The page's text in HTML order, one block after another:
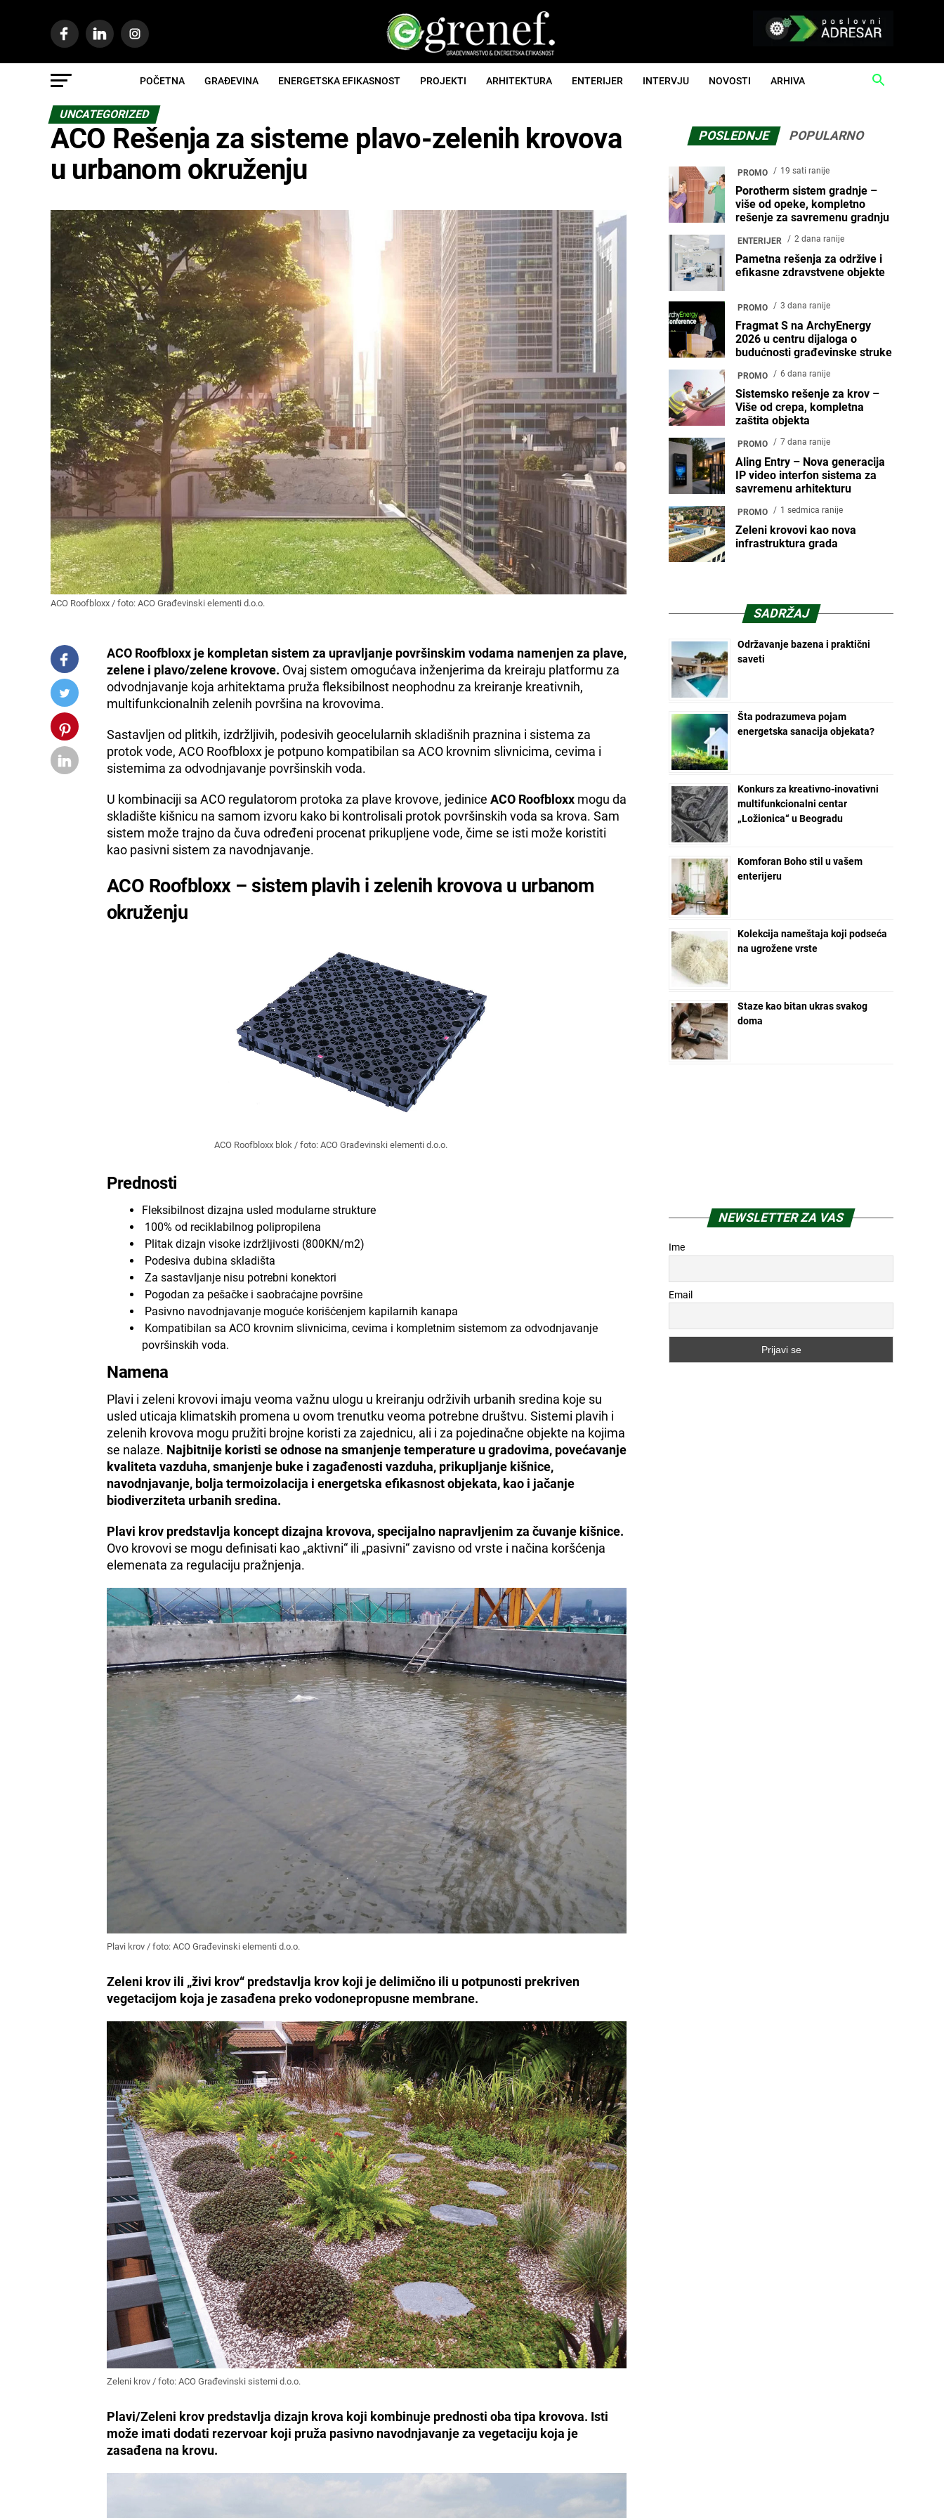
POČETNA GRAĐEVINA ENERGETSKA EFIKASNOST PROJEKTI ARHITEKTURA ENTERIJER INTERVJU NOVOSTI ARHIVA
UNCATEGORIZED
ACO Rešenja za sisteme plavo-zelenih krovova
u urbanom okruženju
ACO Roofbloxx / foto: ACO Građevinski elementi d.o.o.
ACO Roofbloxx je kompletan sistem za upravljanje površinskim vodama namenjen za plave,
zelene i plavo/zelene krovove. Ovaj sistem omogućava inženjerima da kreiraju platformu za
odvodnjavanje koja arhitektama pruža fleksibilnost neophodnu za kreiranje kreativnih,
multifunkcionalnih zelenih površina na krovovima.
Sastavljen od plitkih, izdržljivih, podesivih geocelularnih skladišnih praznina i sistema za
protok vode, ACO Roofbloxx je potpuno kompatibilan sa ACO krovnim slivnicima, cevima i
sistemima za odvodnjavanje površinskih voda.
U kombinaciji sa ACO regulatorom protoka za plave krovove, jedinice ACO Roofbloxx mogu da
skladište kišnicu na samom izvoru kako bi kontrolisali protok površinskih voda sa krova. Sam
sistem može trajno da čuva određeni procenat prikupljene vode, čime se isti može koristiti
kao pasivni sistem za navodnjavanje.
ACO Roofbloxx – sistem plavih i zelenih krovova u urbanom
okruženju
ACO Roofbloxx blok / foto: ACO Građevinski elementi d.o.o.
Prednosti
Fleksibilnost dizajna usled modularne strukture
100% od reciklabilnog polipropilena
Plitak dizajn visoke izdržljivosti (800KN/m2)
Podesiva dubina skladišta
Za sastavljanje nisu potrebni konektori
Pogodan za pešačke i saobraćajne površine
Pasivno navodnjavanje moguće korišćenjem kapilarnih kanapa
Kompatibilan sa ACO krovnim slivnicima, cevima i kompletnim sistemom za odvodnjavanje
površinskih voda.
Namena
Plavi i zeleni krovovi imaju veoma važnu ulogu u kreiranju održivih urbanih sredina koje su
usled uticaja klimatskih promena u ovom trenutku veoma potrebne društvu. Sistemi plavih i
zelenih krovova mogu pružiti brojne koristi za zajednicu, ali i za pojedinačne objekte na kojima
se nalaze. Najbitnije koristi se odnose na smanjenje temperature u gradovima, povećavanje
kvaliteta vazduha, smanjenje buke i zagađenosti vazduha, prikupljanje kišnice,
navodnjavanje, bolja termoizolacija i energetska efikasnost objekata, kao i jačanje
biodiverziteta urbanih sredina.
Plavi krov predstavlja koncept dizajna krovova, specijalno napravljenim za čuvanje kišnice.
Ovo krovovi se mogu definisati kao „aktivni“ ili „pasivni“ zavisno od vrste i načina koršćenja
elemenata za regulaciju pražnjenja.
Plavi krov / foto: ACO Građevinski elementi d.o.o.
Zeleni krov ili „živi krov“ predstavlja krov koji je delimično ili u potpunosti prekriven
vegetacijom koja je zasađena preko vodonepropusne membrane.
Zeleni krov / foto: ACO Građevinski sistemi d.o.o.
Plavi/Zeleni krov predstavlja dizajn krova koji kombinuje prednosti oba tipa krovova. Isti
može imati dodati rezervoar koji pruža pasivno navodnjavanje za vegetaciju koja je
zasađena na krovu.
POSLEDNJE POPULARNO
PROMO 19 sati ranije
Porotherm sistem gradnje –
više od opeke, kompletno
rešenje za savremenu gradnju
ENTERIJER 2 dana ranije
Pametna rešenja za održive i
efikasne zdravstvene objekte
PROMO 3 dana ranije
Fragmat S na ArchyEnergy
2026 u centru dijaloga o
budućnosti građevinske struke
PROMO 6 dana ranije
Sistemsko rešenje za krov –
Više od crepa, kompletna
zaštita objekta
PROMO 7 dana ranije
Aling Entry – Nova generacija
IP video interfon sistema za
savremenu arhitekturu
PROMO 1 sedmica ranije
Zeleni krovovi kao nova
infrastruktura grada
SADRŽAJ
Održavanje bazena i praktični
saveti
Šta podrazumeva pojam
energetska sanacija objekata?
Konkurs za kreativno-inovativni
multifunkcionalni centar
„Ložionica“ u Beogradu
Komforan Boho stil u vašem
enterijeru
Kolekcija nameštaja koji podseća
na ugrožene vrste
Staze kao bitan ukras svakog
doma
NEWSLETTER ZA VAS
Ime
Email